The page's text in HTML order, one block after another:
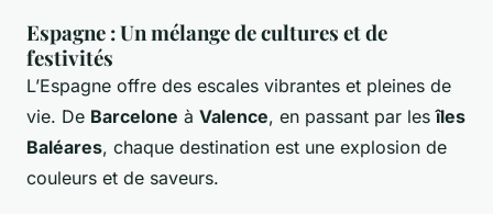
Espagne : Un mélange de cultures et de
festivités
L’Espagne offre des escales vibrantes et pleines de
vie. De Barcelone à Valence, en passant par lesîles
Baléares, chaque destination est une explosion de
couleurs et de saveurs.